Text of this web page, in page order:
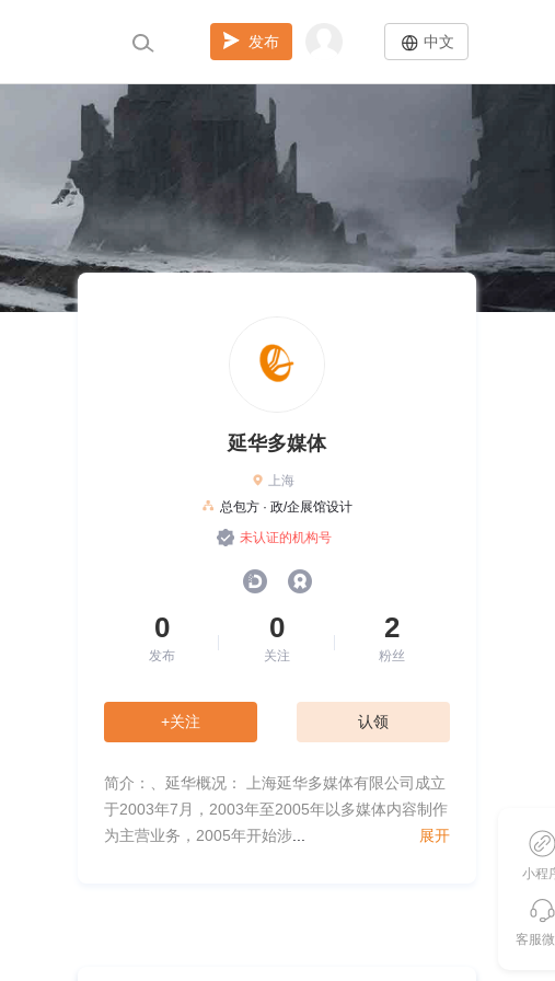
发布 中文
延华多媒体
上海
总包方 · 政/企展馆设计
未认证的机构号
0
发布
0
关注
2
粉丝
+关注 认领
简介：、延华概况： 上海延华多媒体有限公司成立
于2003年7月，2003年至2005年以多媒体内容制作
为主营业务，2005年开始涉
展开
小程
客服